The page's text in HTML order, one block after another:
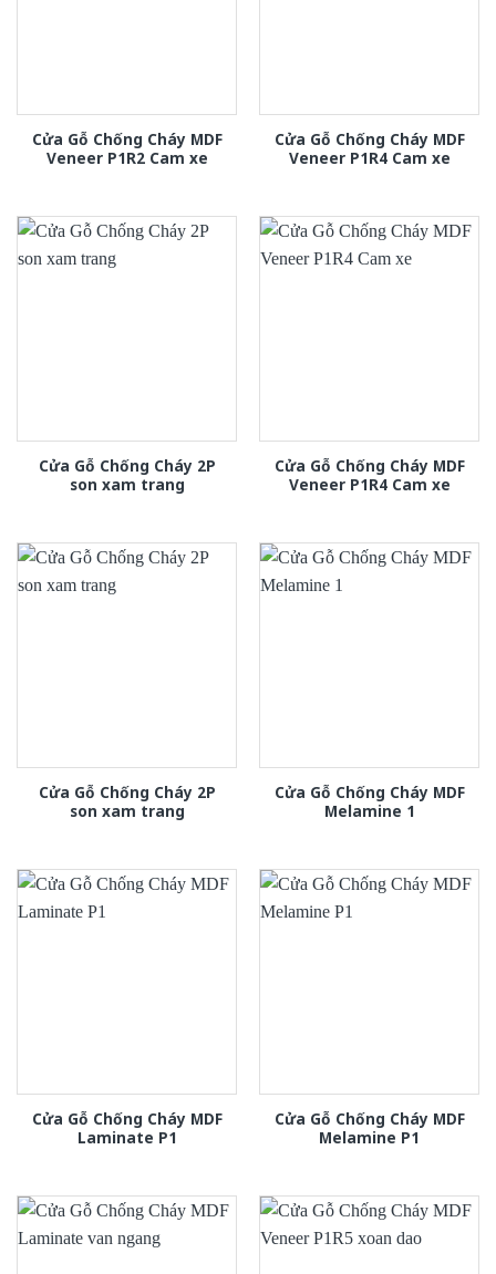
Cửa Gỗ Chống Cháy MDF
Veneer P1R2 Cam xe
Cửa Gỗ Chống Cháy MDF
Veneer P1R4 Cam xe
Cửa Gỗ Chống Cháy 2P
son xam trang
Cửa Gỗ Chống Cháy MDF
Veneer P1R4 Cam xe
Cửa Gỗ Chống Cháy 2P
son xam trang
Cửa Gỗ Chống Cháy MDF
Melamine 1
Cửa Gỗ Chống Cháy MDF
Laminate P1
Cửa Gỗ Chống Cháy MDF
Melamine P1